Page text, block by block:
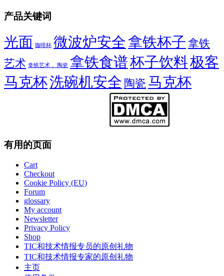
产品关键词
光面 咖啡杯 微波炉安全拿铁杯子 拿铁
艺术 拿铁艺术， 陶瓷 拿铁食谱杯子饮料极客
马克杯洗碗机安全 陶瓷 马克杯
有用的页面
Cart
Checkout
Cookie Policy (EU)
Forum
glossary
My account
Newsletter
Privacy Policy
Shop
TIC和技术情报专员的原创礼物
TIC和技术情报专家的原创礼物
主页